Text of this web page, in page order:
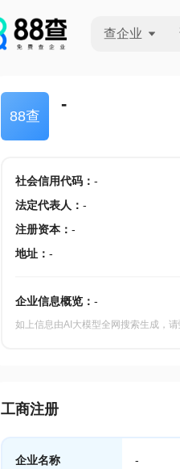
查企业
88查
-
社会信用代码： -
法定代表人 ： -
注册资本： -
地址： -
企业信息概览： -
如上信息由AI大模型全网搜索生成，
工商注册
企业名称 -